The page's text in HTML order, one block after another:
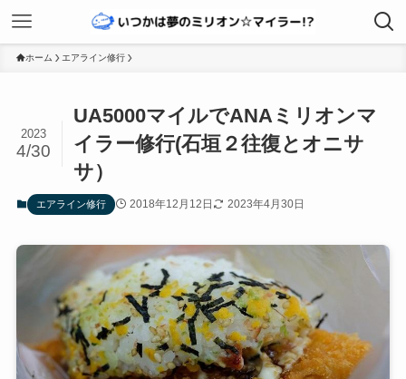
ホーム エアライン修行
UA5000マイルでANAミリオンマ
イラー修行(石垣２往復とオニサ
サ）
2023
4/30
エアライン修行 2018年12月12日 2023年4月30日